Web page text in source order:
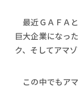
最近ＧＡＦＡ
巨大企業になっ
ク、そしてアマ
この中でもア